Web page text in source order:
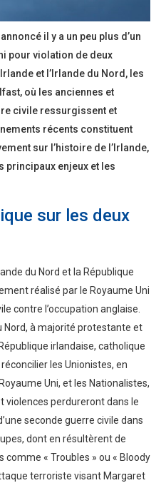
il y a un peu plus d’un
pour violation de deux
et l’Irlande du Nord, les
où les anciennes et
civile ressurgissent et
récents constituent
sur l’histoire de l’Irlande,
principaux enjeux et les
sur les deux
du Nord et la République
réalisé par le Royaume Uni
contre l’occupation anglaise.
Nord, à majorité protestante et
irlandaise, catholique
les Unionistes, en
Uni, et les Nationalistes,
violences perdureront dans le
seconde guerre civile dans
dont en résultèrent de
« Troubles » ou « Bloody
terroriste visant Margaret